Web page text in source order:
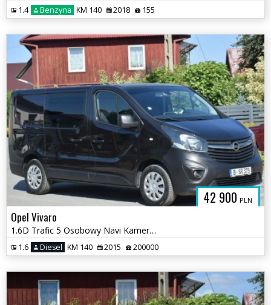
1.4 Benzyna KM 140 2018 155
42 900 PLN
Opel Vivaro
1.6D Trafic 5 Osobowy Navi Kamera Hak Sprowadzony Opłacony
1.6 Diesel KM 140 2015 200000